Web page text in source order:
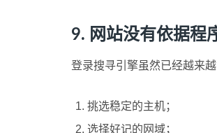
9. 网站没有依据程
登录搜寻引擎虽然已经越来
挑选稳定的主机；
选择好记的网域；